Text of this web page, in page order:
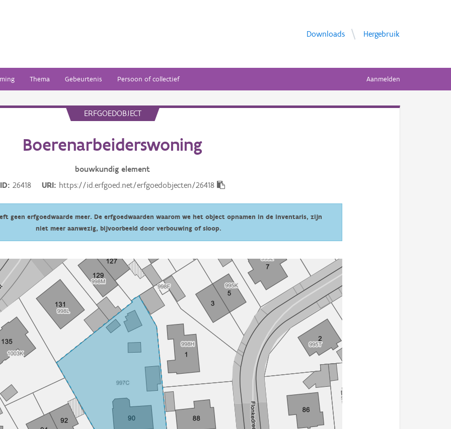
Downloads Hergebruik
Thema Gebeurtenis Persoon of collectief Aanmelden
ERFGOEDOBJECT
Boerenarbeiderswoning
bouwkundig element
ID
26418 URI https://id.erfgoed.net/erfgoedobjecten/26418
geen erfgoedwaarde meer. De erfgoedwaarden waarom we het object opnamen in de inventaris, zijn
niet meer aanwezig, bijvoorbeeld door verbouwing of sloop.